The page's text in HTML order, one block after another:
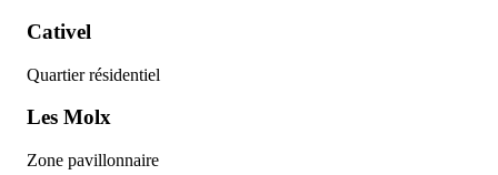
Cativel
Quartier résidentiel
Les Molx
Zone pavillonnaire